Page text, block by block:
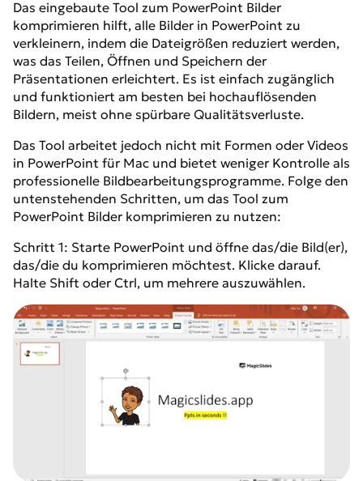
Das eingebaute Tool zum PowerPoint Bilder
komprimieren hilft, alle Bilder in PowerPoint zu
verkleinern, indem die Dateigrößen reduziert werden,
was das Teilen, Öffnen und Speichern der
Präsentationen erleichtert. Es ist einfach zugänglich
und funktioniert am besten bei hochauflösenden
Bildern, meist ohne spürbare Qualitätsverluste.
Das Tool arbeitet jedoch nicht mit Formen oder Videos
in PowerPoint für Mac und bietet weniger Kontrolle als
professionelle Bildbearbeitungsprogramme. Folge den
untenstehenden Schritten, um das Tool zum
PowerPoint Bilder komprimieren zu nutzen:
Schritt 1: Starte PowerPoint und öffne das/die Bild(er),
das/die du komprimieren möchtest. Klicke darauf.
Halte Shift oder Ctrl, um mehrere auszuwählen.